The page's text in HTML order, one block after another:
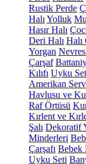
Rustik Perde
Halı Yolluk
Hasır Halı
Deri Halı Halı
Yorgan
Çarşaf
Kılıfı Uyku
Amerikan
Havlusu ve
Raf Örtüsü
Kırlent ve
Şalı Dekoratif
Minderleri
Çarşafı Bebek
Uyku Seti